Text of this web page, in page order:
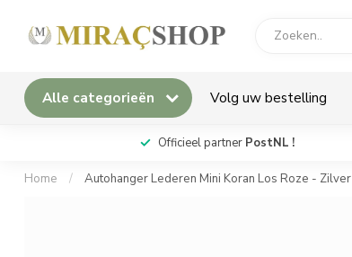
Alle categorieën Volg uw bestelling
Officieel partner PostNL !
Home / Autohanger Lederen Mini Koran Los Roze - Zilver